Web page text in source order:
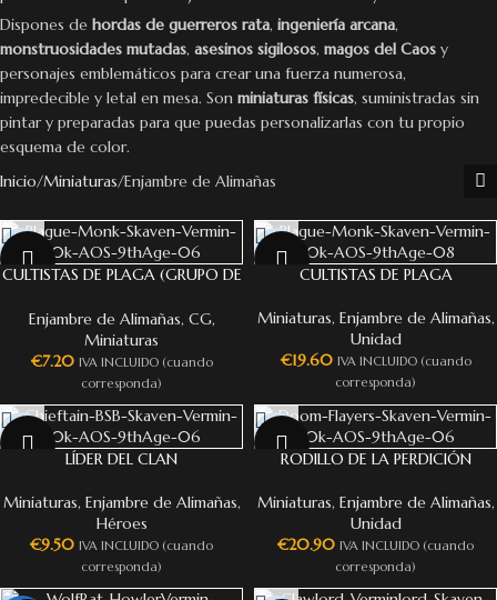
Dispones de hordas de guerreros rata, ingeniería arcana,
monstruosidades mutadas, asesinos sigilosos, magos del Caos y
personajes emblemáticos para crear una fuerza numerosa,
impredecible y letal en mesa. Son miniaturas físicas, suministradas sin
pintar y preparadas para que puedas personalizarlas con tu propio
esquema de color.
Inicio Miniaturas Enjambre de Alimañas
NEW
CULTISTAS DE PLAGA (GRUPO DE
Enjambre de Alimañas, CG,
Miniaturas
€7.20 IVA INCLUIDO (cuando
corresponda)
NEW
CULTISTAS DE PLAGA
Miniaturas, Enjambre de Alimañas,
Unidad
€19.60 IVA INCLUIDO (cuando
corresponda)
NEW
LÍDER DEL CLAN
Miniaturas, Enjambre de Alimañas,
Héroes
€9.50 IVA INCLUIDO (cuando
corresponda)
NEW
RODILLO DE LA PERDICIÓN
Miniaturas, Enjambre de Alimañas,
Unidad
€20.90 IVA INCLUIDO (cuando
corresponda)